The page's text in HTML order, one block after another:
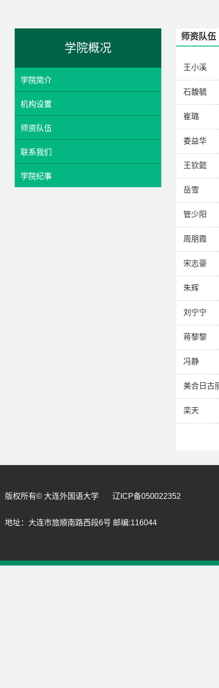
学院概况
学院简介
机构设置
师资队伍
联系我们
学院纪事
师资队伍
王小溪
石馥毓
崔璐
娄益华
王钦懿
岳雪
管少阳
周朋霞
宋志豪
朱辉
刘宁宁
蒋黎黎
冯静
美合日古
栾天
版权所有© 大连外国语大学 辽ICP备050022352
地址：大连市旅顺南路西段6号 邮编:116044